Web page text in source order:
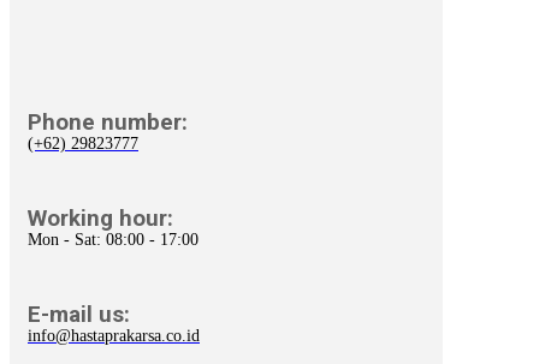
Phone number:
(+62) 29823777
Working hour:
Mon - Sat: 08:00 - 17:00
E-mail us:
info@hastaprakarsa.co.id